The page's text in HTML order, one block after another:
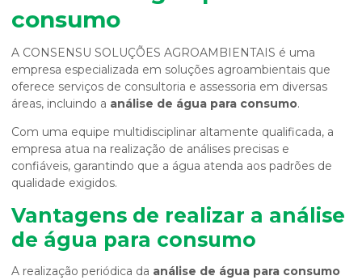
consumo
A CONSENSU SOLUÇÕES AGROAMBIENTAIS é uma
empresa especializada em soluções agroambientais que
oferece serviços de consultoria e assessoria em diversas
áreas, incluindo a análise de água para consumo.
Com uma equipe multidisciplinar altamente qualificada, a
empresa atua na realização de análises precisas e
confiáveis, garantindo que a água atenda aos padrões de
qualidade exigidos.
Vantagens de realizar a análise
de água para consumo
A realização periódica da análise de água para consumo